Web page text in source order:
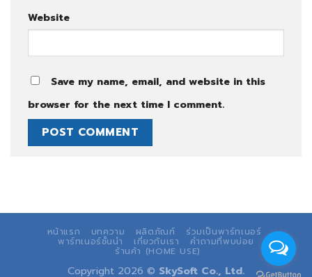
Website
Save my name, email, and website in this
browser for the next time I comment.
หน้าแรก บทความ ผลิตภัณฑ์ ร่วมเป็นพาร์ทเนอร์
พาร์ทเนอร์ชั้นนำ เกี่ยวกับเรา คำถามที่พบบ่อย
ร้านค้า (HOME USE)
Copyright 2026 © SkySoft Co., Ltd.